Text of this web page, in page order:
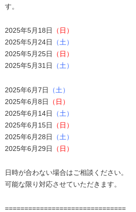
す。
2025年5月18日
（日）
2025年5月24日
（土）
2025年5月25日
（日）
2025年5月31日
（土）
2025年6月7日
（土）
2025年6月8日
（日）
2025年6月14日
（土）
2025年6月15日
（日）
2025年6月28日
（土）
2025年6月29日
（日）
日時が合わない場合はご相談ください。
可能な限り対応させていただきます。
===============================